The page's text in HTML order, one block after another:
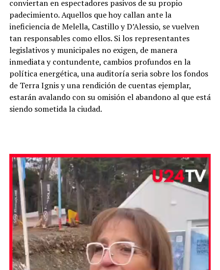
conviertan en espectadores pasivos de su propio
padecimiento. Aquellos que hoy callan ante la
ineficiencia de Melella, Castillo y D’Alessio, se vuelven
tan responsables como ellos. Si los representantes
legislativos y municipales no exigen, de manera
inmediata y contundente, cambios profundos en la
política energética, una auditoría seria sobre los fondos
de Terra Ignis y una rendición de cuentas ejemplar,
estarán avalando con su omisión el abandono al que está
siendo sometida la ciudad.